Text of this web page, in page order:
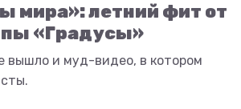
мира»: летний фит от
«Градусы»
вышло и муд-видео, в котором